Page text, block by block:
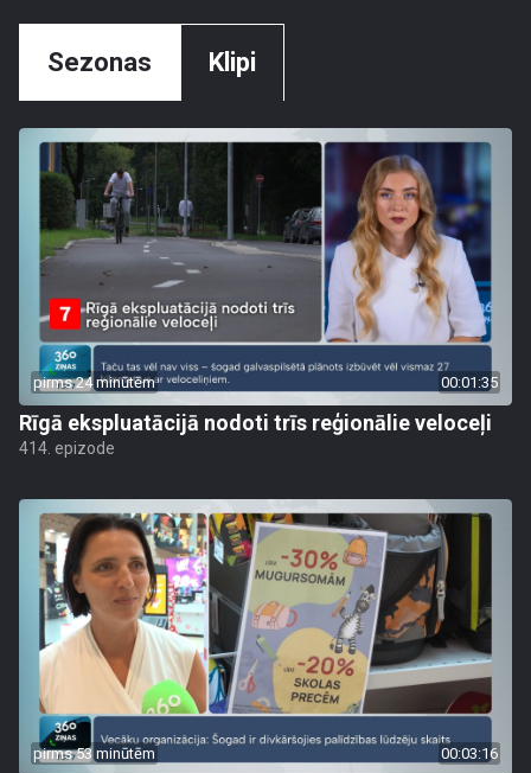
Sezonas Klipi
pirms 24 minūtēm 00:01:35
Rīgā ekspluatācijā nodoti trīs reģionālie veloceļi
414. epizode
pirms 53 minūtēm 00:03:16